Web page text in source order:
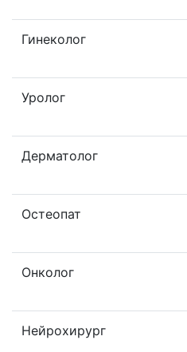
Гинеколог
Уролог
Дерматолог
Остеопат
Онколог
Нейрохирург